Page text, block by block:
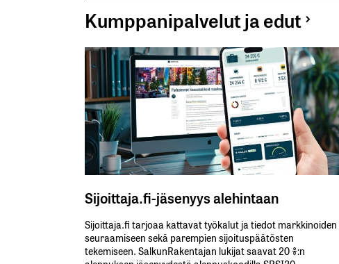
Kumppanipalvelut ja edut
Sijoittaja.fi-jäsenyys alehintaan
Sijoittaja.fi tarjoaa kattavat työkalut ja tiedot markkinoiden
seuraamiseen sekä parempien sijoituspäätösten
tekemiseen. SalkunRakentajan lukijat saavat 20 %:n